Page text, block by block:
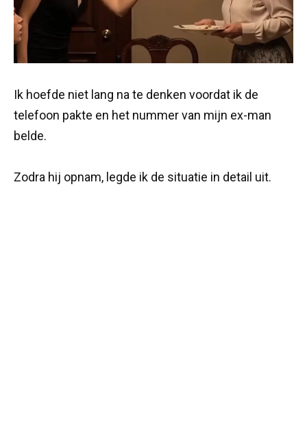
Ik hoefde niet lang na te denken voordat ik de
telefoon pakte en het nummer van mijn ex-man
belde.
Zodra hij opnam, legde ik de situatie in detail uit.